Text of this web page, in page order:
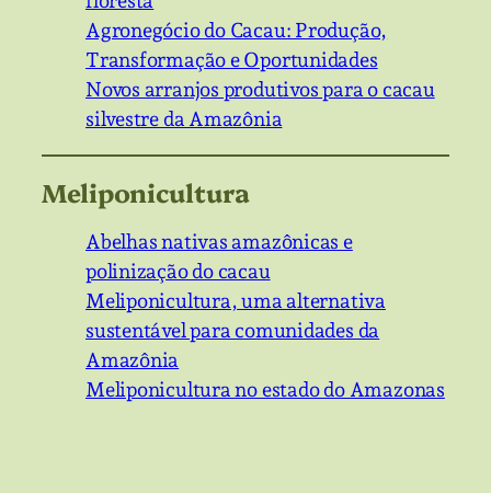
Agronegócio do Cacau: Produção,
Transformação e Oportunidades
Novos arranjos produtivos para o cacau
silvestre da Amazônia
Meliponicultura
Abelhas nativas amazônicas e
polinização do cacau
Meliponicultura, uma alternativa
sustentável para comunidades da
Amazônia
Meliponicultura no estado do Amazonas